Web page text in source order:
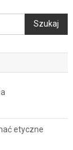
Szukaj
etyczne